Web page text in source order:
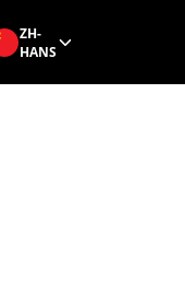
ZH-
HANS